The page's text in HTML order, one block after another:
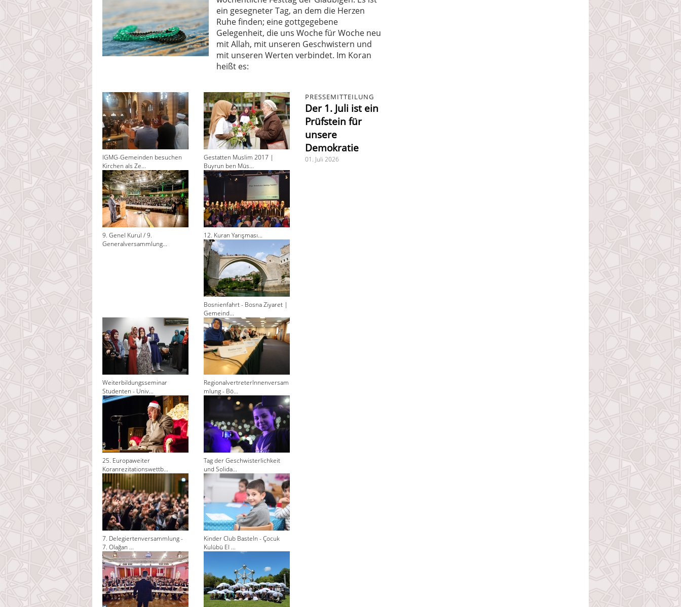
ein gesegneter Tag, an dem die Herzen
Ruhe finden; eine gottgegebene
Gelegenheit, die uns Woche für Woche neu
mit Allah, mit unseren Geschwistern und
mit unseren Werten verbindet. Im Koran
heißt es:
IGMG-Gemeinden besuchen
Kirchen als Ze...
Gestatten Muslim 2017 |
Buyrun ben Müs...
9. Genel Kurul / 9.
Generalversammlung...
12. Kuran Yarışması...
Bosnienfahrt - Bosna Ziyaret |
Gemeind...
Weiterbildungsseminar
Studenten - Univ...
RegionalvertreterInnenversam
mlung - Bö...
25. Europaweiter
Koranrezitationswettb...
Tag der Geschwisterlichkeit
und Solida...
7. Delegiertenversammlung -
7. Olağan ...
Kinder Club Basteln - Çocuk
Kulübü El ...
PRESSEMITTEILUNG
Der 1. Juli ist ein
Prüfstein für
unsere
Demokratie
01. Juli 2026